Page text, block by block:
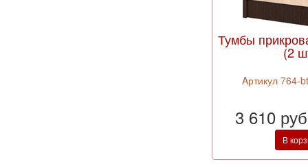
Тумбы
(2
Aртикул 764-
3 610
В